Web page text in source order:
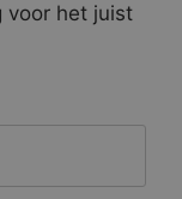
voor het juist